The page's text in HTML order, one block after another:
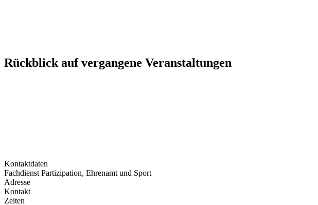
Rückblick auf vergangene Veranstaltungen
Kontaktdaten
Fachdienst Partizipation, Ehrenamt und Sport
Adresse
Kontakt
Zeiten